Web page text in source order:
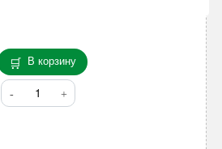
В корзину
Количество
товара